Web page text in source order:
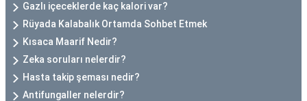
Gazlı içeceklerde kaç kalori var?
Rüyada Kalabalık Ortamda Sohbet Etmek
Kısaca Maarif Nedir?
Zeka soruları nelerdir?
Hasta takip şeması nedir?
Antifungaller nelerdir?